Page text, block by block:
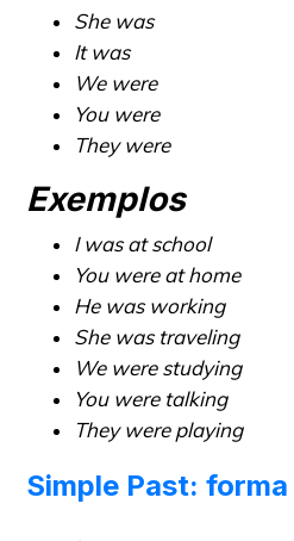
She was
It was
We were
You were
They were
Exemplos
I was at school
You were at home
He was working
She was traveling
We were studying
You were talking
They were playing
Simple Past: